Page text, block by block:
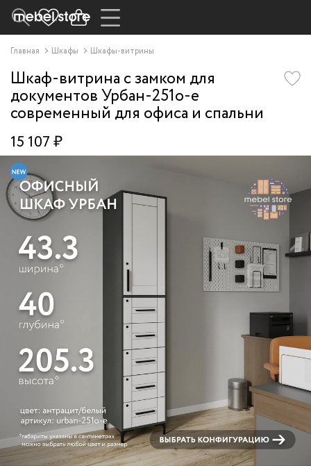
Главная Шкафы Шкафы-витрины
Шкаф-витрина с замком для
документов Урбан-251o-e
современный для офиса и спальни
15 107 ₽